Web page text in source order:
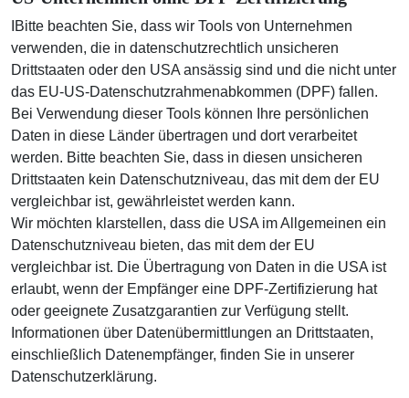
IBitte beachten Sie, dass wir Tools von Unternehmen
verwenden, die in datenschutzrechtlich unsicheren
Drittstaaten oder den USA ansässig sind und die nicht unter
das EU-US-Datenschutzrahmenabkommen (DPF) fallen.
Bei Verwendung dieser Tools können Ihre persönlichen
Daten in diese Länder übertragen und dort verarbeitet
werden. Bitte beachten Sie, dass in diesen unsicheren
Drittstaaten kein Datenschutzniveau, das mit dem der EU
vergleichbar ist, gewährleistet werden kann.
Wir möchten klarstellen, dass die USA im Allgemeinen ein
Datenschutzniveau bieten, das mit dem der EU
vergleichbar ist. Die Übertragung von Daten in die USA ist
erlaubt, wenn der Empfänger eine DPF-Zertifizierung hat
oder geeignete Zusatzgarantien zur Verfügung stellt.
Informationen über Datenübermittlungen an Drittstaaten,
einschließlich Datenempfänger, finden Sie in unserer
Datenschutzerklärung.